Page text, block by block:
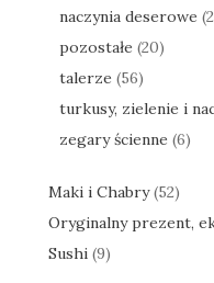
naczynia deserowe
pozostałe (20)
talerze (56)
turkusy, zielenie i
zegary ścienne (6)
Maki i Chabry (52)
Oryginalny prezent,
Sushi (9)